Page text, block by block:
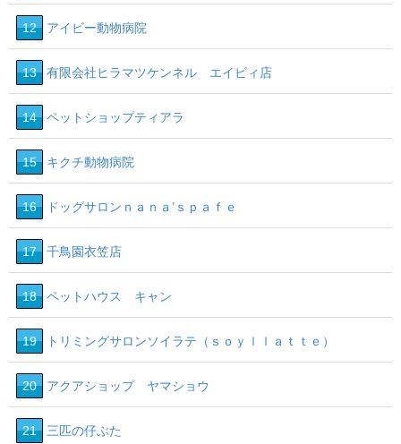
12 アイビー動物病院
13 有限会社ヒラマツケンネル エイビィ店
14 ペットショップティアラ
15 キクチ動物病院
16 ドッグサロンｎａｎａ’ｓｐａｆｅ
17 千鳥園衣笠店
18 ペットハウス キャン
19 トリミングサロンソイラテ（ｓｏｙｌｌａｔｔｅ）
20 アクアショップ ヤマショウ
21 三匹の仔ぶた